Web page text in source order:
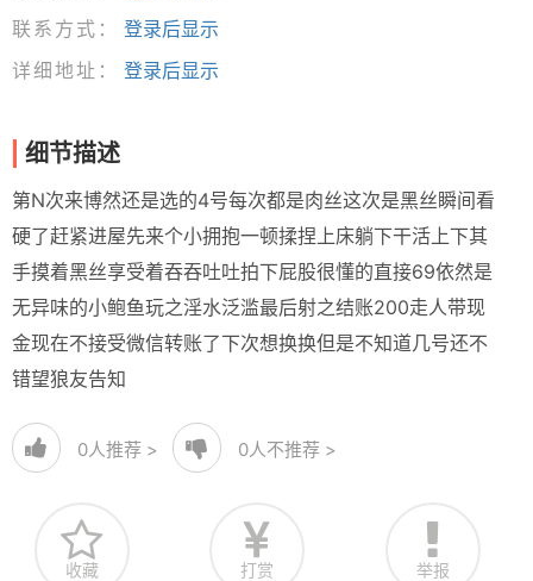
联系方式：
登录后显示
详细地址：
登录后显示
细节描述
第N次来博然还是选的4号每次都是肉丝这次是黑丝瞬间看
硬了赶紧进屋先来个小拥抱一顿揉捏上床躺下干活上下其
手摸着黑丝享受着吞吞吐吐拍下屁股很懂的直接69依然是
无异味的小鲍鱼玩之淫水泛滥最后射之结账200走人带现
金现在不接受微信转账了下次想换换但是不知道几号还不
错望狼友告知
0人推荐 > 0人不推荐 >
收藏 打赏 举报